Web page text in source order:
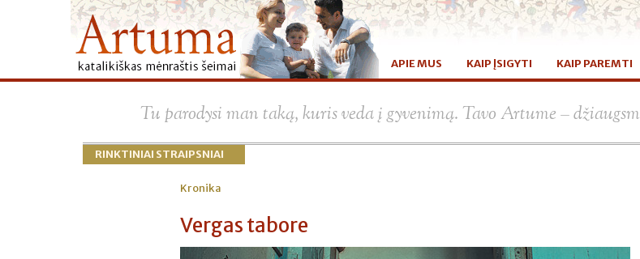
APIE MUS KAIP ĮSIGYTI KAIP PAREMTI
Tu parodysi man taką, kuris veda į gyvenimą. Tavo Artume –
RINKTINIAI STRAIPSNIAI
Kronika
Vergas tabore